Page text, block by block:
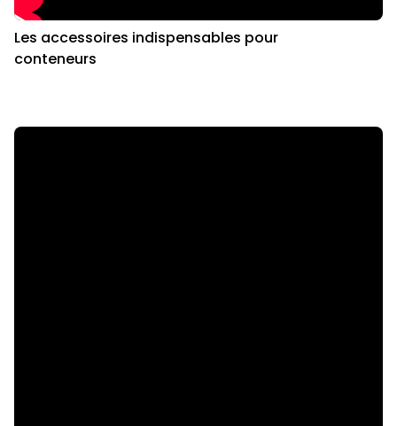
Les accessoires indispensables pour
conteneurs